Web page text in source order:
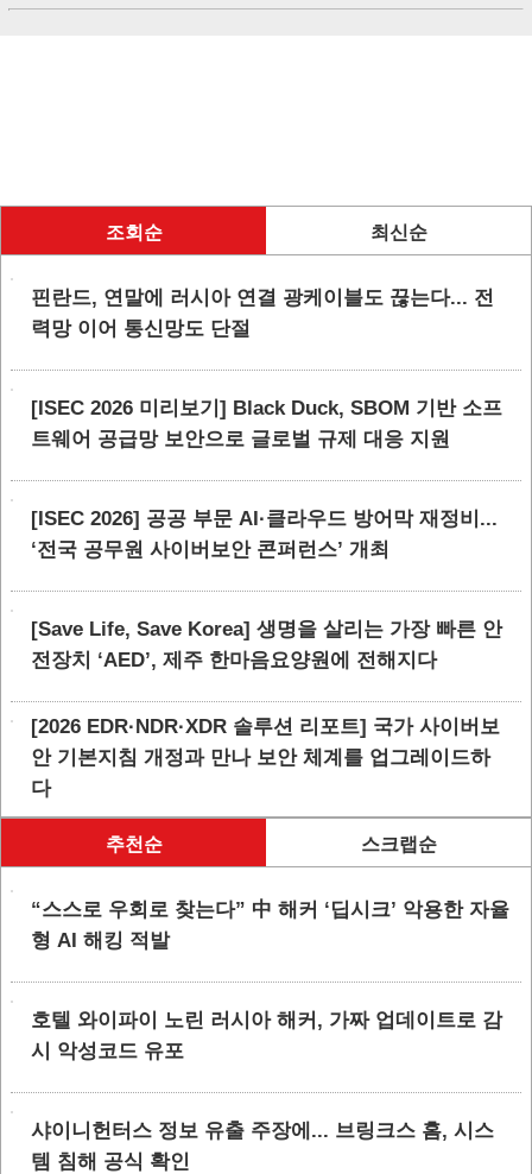
조회순 최신순
핀란드, 연말에 러시아 연결 광케이블도 끊는다... 전
력망 이어 통신망도 단절
[ISEC 2026 미리보기] Black Duck, SBOM 기반 소프
트웨어 공급망 보안으로 글로벌 규제 대응 지원
[ISEC 2026] 공공 부문 AI·클라우드 방어막 재정비...
‘전국 공무원 사이버보안 콘퍼런스’ 개최
[Save Life, Save Korea] 생명을 살리는 가장 빠른 안
전장치 ‘AED’, 제주 한마음요양원에 전해지다
[2026 EDR·NDR·XDR 솔루션 리포트] 국가 사이버보
안 기본지침 개정과 만나 보안 체계를 업그레이드하
다
추천순 스크랩순
“스스로 우회로 찾는다” 中 해커 ‘딥시크’ 악용한 자율
형 AI 해킹 적발
호텔 와이파이 노린 러시아 해커, 가짜 업데이트로 감
시 악성코드 유포
샤이니헌터스 정보 유출 주장에... 브링크스 홈, 시스
템 침해 공식 확인